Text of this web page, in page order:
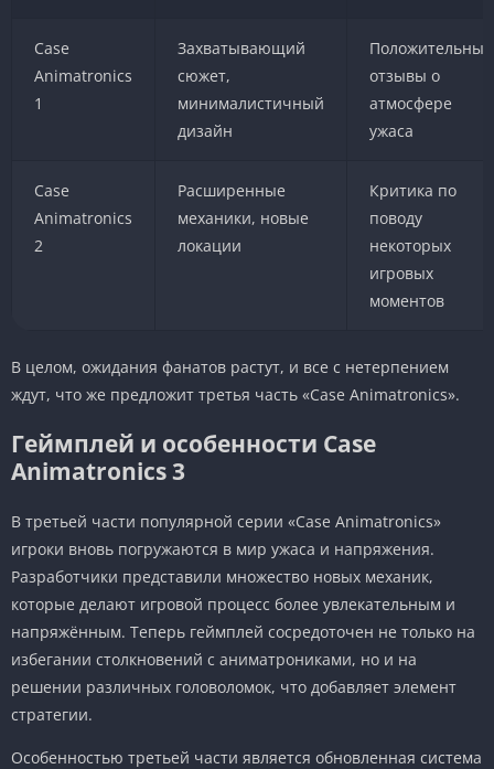
Case
Animatronics
1
Захватывающий
сюжет,
минималистичный
дизайн
Положительные
отзывы о
атмосфере
ужаса
Case
Animatronics
2
Расширенные
механики, новые
локации
Критика по
поводу
некоторых
игровых
моментов
В целом, ожидания фанатов растут, и все с нетерпением
ждут, что же предложит третья часть «Case Animatronics».
Геймплей и особенности Case
Animatronics 3
В третьей части популярной серии «Case Animatronics»
игроки вновь погружаются в мир ужаса и напряжения.
Разработчики представили множество новых механик,
которые делают игровой процесс более увлекательным и
напряжённым. Теперь геймплей сосредоточен не только на
избегании столкновений с аниматрониками, но и на
решении различных головоломок, что добавляет элемент
стратегии.
Особенностью третьей части является обновленная система